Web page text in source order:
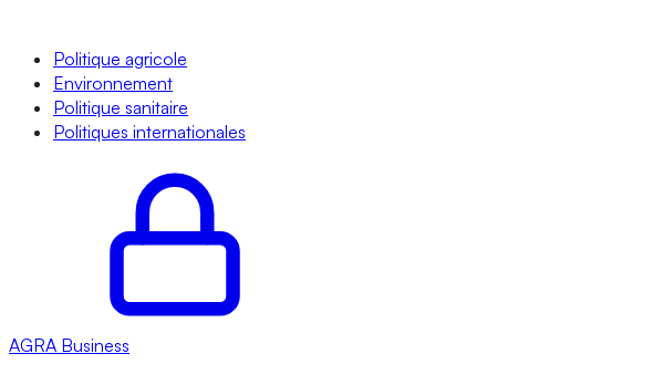
Politique agricole
Environnement
Politique sanitaire
Politiques internationales
AGRA Business